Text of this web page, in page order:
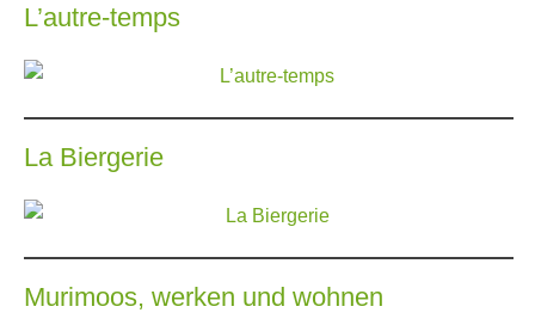
L’autre-temps
La Biergerie
Murimoos, werken und wohnen